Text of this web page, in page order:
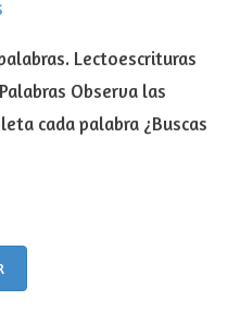
Lectoescrituras
Observa las
cada palabra ¿Buscas